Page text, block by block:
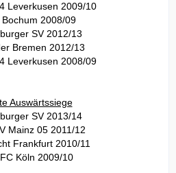
Leverkusen 2009/10
Bochum 2008/09
SV 2012/13
Bremen 2012/13
Leverkusen 2008/09
Auswärtssiege
SV 2013/14
Mainz 05 2011/12
Frankfurt 2010/11
Köln 2009/10